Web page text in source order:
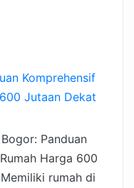
Komprehensif
Jutaan Dekat
Panduan
Harga 600
rumah di